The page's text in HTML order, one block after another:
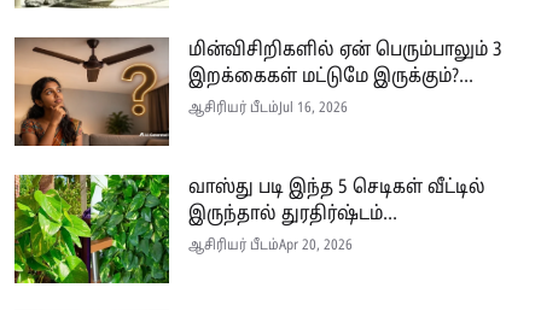
மின்விசிறிகளில் ஏன் பெரும்பாலும் 3
இறக்கைகள் மட்டுமே இருக்கும்?...
ஆசிரியர் பீடம்Jul 16, 2026
வாஸ்து படி இந்த 5 செடிகள் வீட்டில்
இருந்தால் துரதிர்ஷ்டம்...
ஆசிரியர் பீடம்Apr 20, 2026